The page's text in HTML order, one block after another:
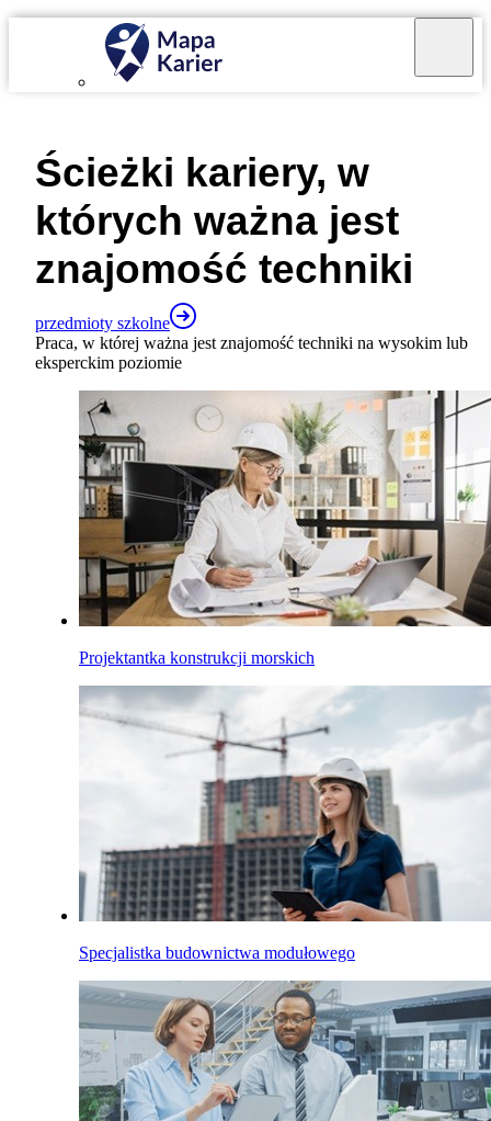
Ścieżki kariery, w
których ważna jest
znajomość techniki
przedmioty szkolne
Praca, w której ważna jest znajomość techniki na wysokim lub
eksperckim poziomie
Projektantka konstrukcji morskich
Specjalistka budownictwa modułowego